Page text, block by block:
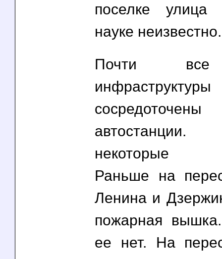
поселке
науке неизвестно.
Почти все
инфраструктуры
некоторые
Раньше на
Ленина и
пожарная
ее нет. На